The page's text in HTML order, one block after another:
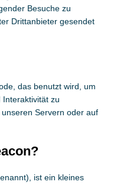
Besuche zu
Drittanbieter gesendet
das benutzt wird, um
zu
Servern oder auf
ist ein kleines